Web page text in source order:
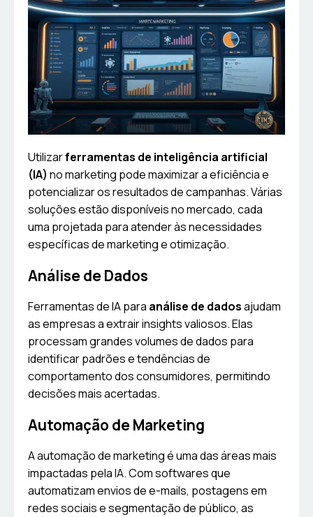
Utilizarferramentas de inteligência artificial
(IA) no marketing pode maximizar a eficiência e
potencializar os resultados de campanhas. Várias
soluções estão disponíveis no mercado, cada
uma projetada para atender às necessidades
específicas de marketing e otimização.
Análise de Dados
Ferramentas de IA para análise de dadosajudam
as empresas a extrair insights valiosos. Elas
processam grandes volumes de dados para
identificar padrões e tendências de
comportamento dos consumidores, permitindo
decisões mais acertadas.
Automação de Marketing
A automação de marketing é uma das áreas mais
impactadas pela IA. Com softwares que
automatizam envios de e-mails, postagens em
redes sociais e segmentação de público, as